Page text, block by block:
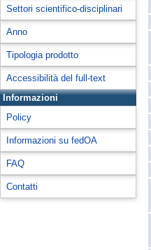
Settori scientifico-disciplinari
Anno
Tipologia prodotto
Accessibilità del full-text
Informazioni
Policy
Informazioni su fedOA
FAQ
Contatti